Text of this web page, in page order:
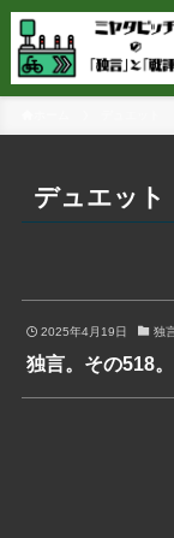
デュエット
2025年4月19日 独
独言。その518